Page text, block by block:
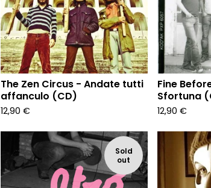
The Zen Circus - Andate tutti
affanculo (CD)
12,90 €
Fine
Sfortuna
12,90 €
Sold
out